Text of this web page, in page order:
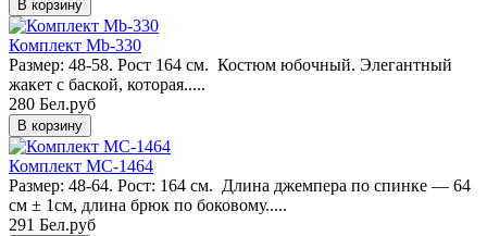
Комплект Mb-330
Размер: 48-58. Рост 164 см. Костюм юбочный. Элегантный
жакет с баской, которая.....
280 Бел.руб
Комплект MC-1464
Размер: 48-64. Рост: 164 см. Длина джемпера по спинке — 64
см ± 1см, длина брюк по боковому.....
291 Бел.руб